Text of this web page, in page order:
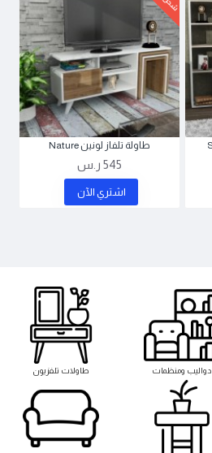
طاولة تلفاز لونين Nature
545 ر.س
اشتري اﻵن
دواليب ومنظمات طاولات تلفزيون